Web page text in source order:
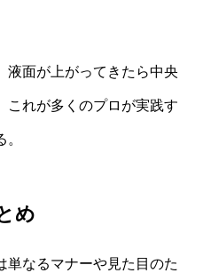
液面が上がってきたら中央
これが多くのプロが実践す
め
単なるマナーや見た目のた